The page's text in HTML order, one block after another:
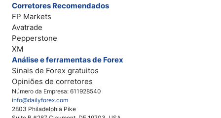
Número da Empresa: 611928540
info@dailyforex.com
2803 Philadelphia Pike
Corretores Recomendados
FP Markets
Avatrade
Pepperstone
XM
Análise e ferramentas de Forex
Sinais de Forex gratuitos
Opiniões de corretores